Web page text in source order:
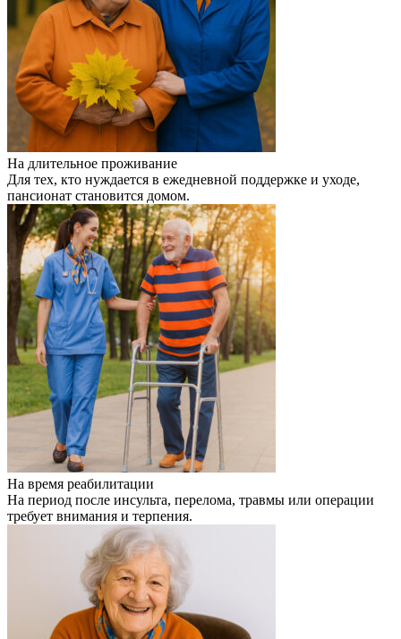
На длительное проживание
Для тех, кто нуждается в ежедневной поддержке и уходе,
пансионат становится домом.
На время реабилитации
На период после инсульта, перелома, травмы или операции
требует внимания и терпения.